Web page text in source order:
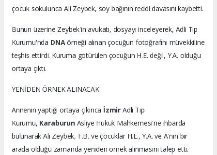
çocuk sokulunca Ali Zeybek, soy bağının reddi davasını kaybetti.
Bunun üzerine Zeybek'in avukatı, dosyayı inceleyerek, Adli Tıp
Kurumu'nda DNAörneği alınan çocuğun fotoğrafını müvekkiline
teşhis ettirdi. Kuruma götürülen çocuğun H.E. değil, Y.A. olduğu
ortaya çıktı.
YENİDEN ÖRNEK ALINACAK
Annenin yaptığı ortaya çıkınca İzmir Adli Tıp
Kurumu, Karaburun Asliye Hukuk Mahkemesi'ne ihbarda
bulunarak Ali Zeybek, F.B. ve çocuklar H.E., Y.A. ve A'nın bir
arada olduğu zamanda yeniden örnek alınmasını talep etti.